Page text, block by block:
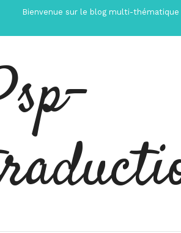
contenu
Bienvenue sur le blog multi-